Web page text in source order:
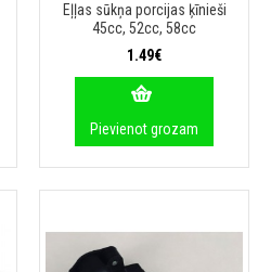
Eļļas sūkņa porcijas ķīnieši
45cc, 52cc, 58cc
1.49€
Pievienot grozam